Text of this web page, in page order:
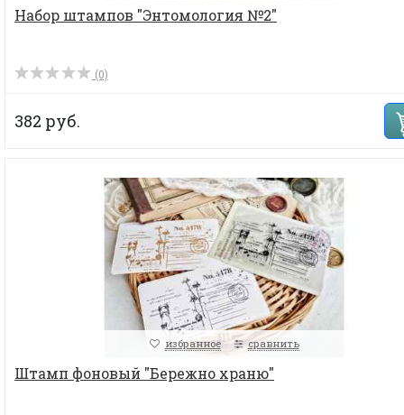
Набор штампов "Энтомология №2"
(0)
382 руб.
избранное сравнить
Штамп фоновый "Бережно храню"